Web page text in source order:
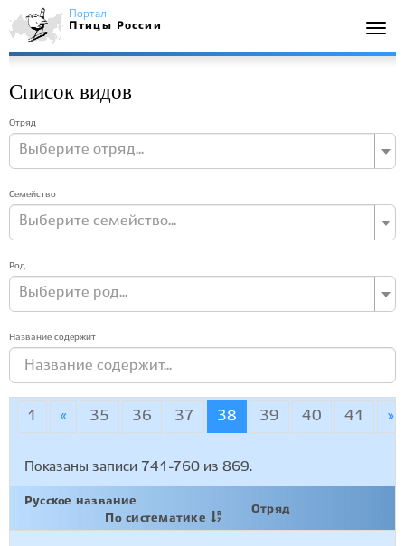
Портал
Птицы России
Список видов
Отряд
Выберите отряд...
Семейство
Выберите семейство...
Род
Выберите род...
Название содержит
1 « 35 36 37 38 39 40 41 »
Показаны записи 741-760 из 869.
Русское название
По систематике
Отряд